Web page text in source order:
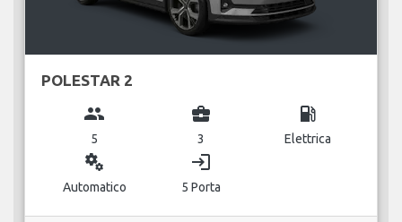
POLESTAR 2
group
5
business_center
3
local_gas_station
Elettrica
miscellaneous_services
Automatico
login
5 Porta